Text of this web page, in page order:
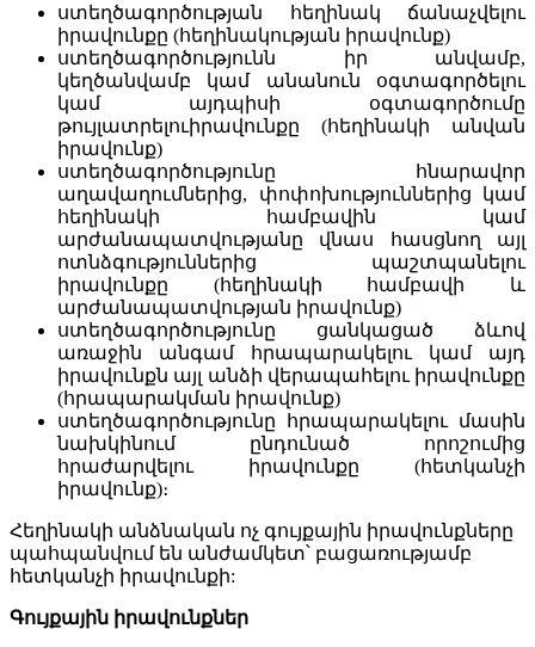
ստեղծագործության հեղինակ ճանաչվելու
իրավունքը (հեղինակության իրավունք)
ստեղծագործությունն իր անվամբ,
կեղծանվամբ կամ անանուն օգտագործելու
կամ այդպիսի օգտագործումը
թույլատրելուիրավունքը (հեղինակի անվան
իրավունք)
ստեղծագործությունը հնարավոր
աղավաղումներից, փոփոխություններից կամ
հեղինակի համբավին կամ
արժանապատվությանը վնաս հասցնող այլ
ոտնձգություններից պաշտպանելու
իրավունքը (հեղինակի համբավի և
արժանապատվության իրավունք)
ստեղծագործությունը ցանկացած ձևով
առաջին անգամ հրապարակելու կամ այդ
իրավունքն այլ անձի վերապահելու իրավունքը
(հրապարակման իրավունք)
ստեղծագործությունը հրապարակելու մասին
նախկինում ընդունած որոշումից
հրաժարվելու իրավունքը (հետկանչի
իրավունք)։
Հեղինակի անձնական ոչ գույքային իրավունքները
պահպանվում են անժամկետ՝ բացառությամբ
հետկանչի իրավունքի:
Գույքային իրավունքներ